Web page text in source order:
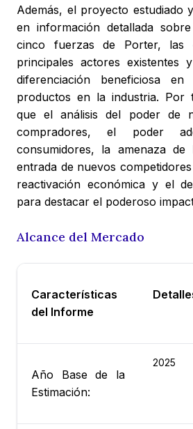
Además, el proyecto estudiado
en información detallada
cinco fuerzas de Porter, las
principales actores existentes
diferenciación beneficiosa
productos en la industria. Por
que el análisis del poder de
compradores, el poder
consumidores, la amenaza
entrada de nuevos
reactivación económica y el
para destacar el poderoso
Alcance del Mercado
Características
del Informe
Año Base de la
Estimación:
2025